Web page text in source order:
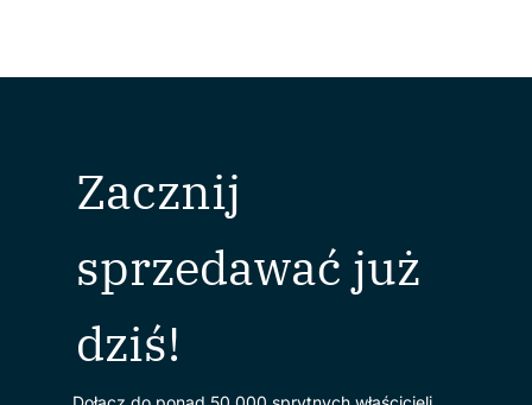
Zacznij
sprzedawać już
dziś!